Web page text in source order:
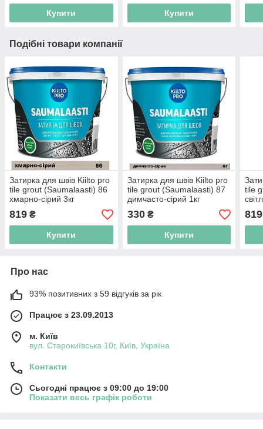
Купити Купити
Подібні товари компанії
Затирка для швів Kiilto pro
tile grout (Saumalaasti) 86
хмарно-сірий 3кг
819 ₴
Купити
Затирка для швів Kiilto pro
tile grout (Saumalaasti) 87
димчасто-сірий 1кг
330₴
Купити
tile
819
Про нас
93% позитивних з 59 відгуків за рік
Працює з 23.09.2013
м. Київ
вул. Старокиївська 10г, Київ, Україна
Контакти
Сьогодні працює з 09:00 до 19:00
Показати весь графік роботи